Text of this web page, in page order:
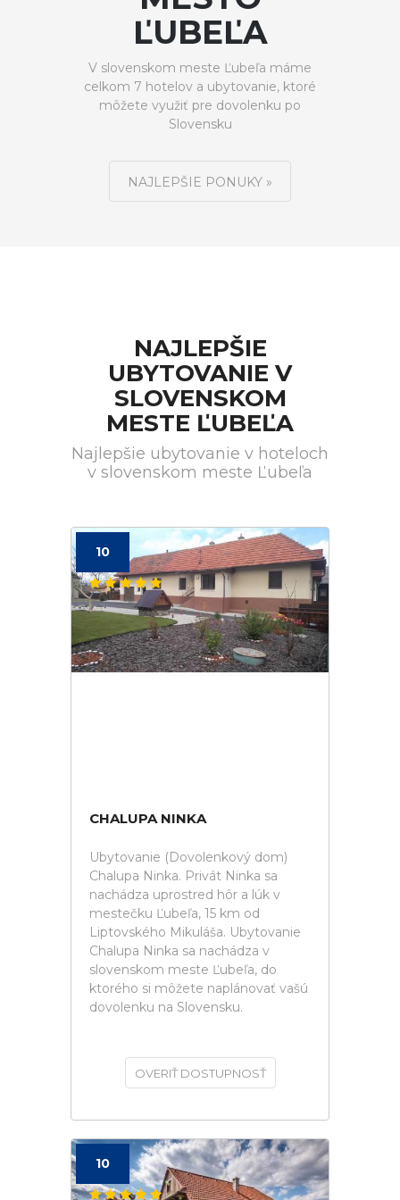
ĽUBEĽA
V slovenskom meste Ľubeľa máme
celkom 7 hotelov a ubytovanie, ktoré
môžete využiť pre dovolenku po
Slovensku
NAJLEPŠIE PONUKY »
NAJLEPŠIE
UBYTOVANIE V
SLOVENSKOM
MESTE ĽUBEĽA
Najlepšie ubytovanie v hoteloch
v slovenskom meste Ľubeľa
10
CHALUPA NINKA
Ubytovanie (Dovolenkový dom)
Chalupa Ninka. Privát Ninka sa
nachádza uprostred hôr a lúk v
mestečku Ľubeľa, 15 km od
Liptovského Mikuláša. Ubytovanie
Chalupa Ninka sa nachádza v
slovenskom meste Ľubeľa, do
ktorého si môžete naplánovať vašú
dovolenku na Slovensku.
OVERIŤ DOSTUPNOSŤ
10